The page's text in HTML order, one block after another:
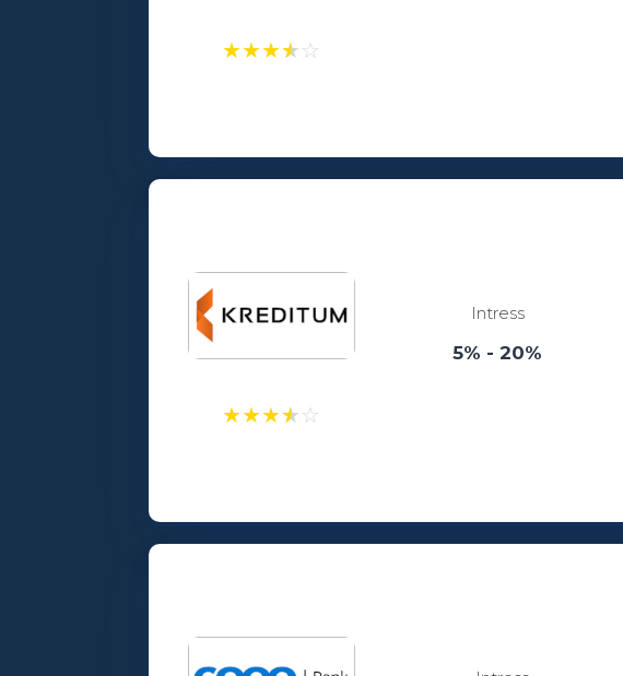
★★★★☆
18
★★★★☆
Intress
5% - 20%
18